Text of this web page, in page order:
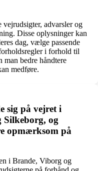
vejrudsigter, advarsler og
Disse oplysninger kan
dag, vælge passende
i forhold til
bedre håndtere
medføre.
sig på vejret i
Silkeborg, og
opmærksom på
i Brande, Viborg og